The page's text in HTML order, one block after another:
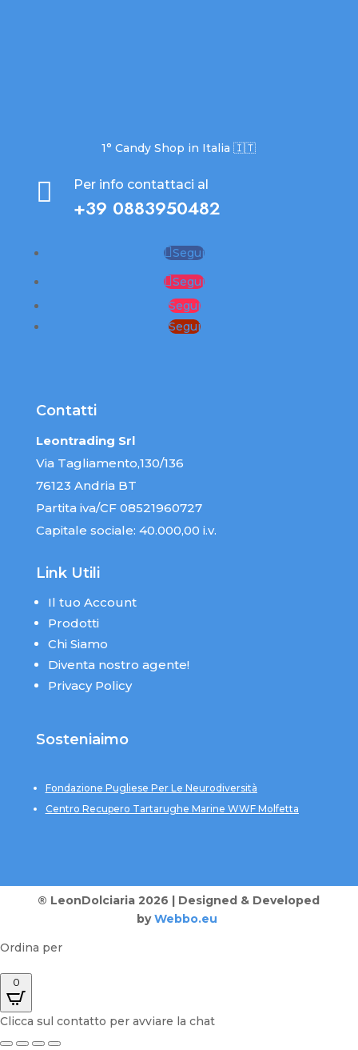
1° Candy Shop in Italia 🇮🇹
 Per info contattaci al
+39 0883950482
Segui
Segui
Segui
Segui
Contatti
Leontrading Srl
Via Tagliamento,130/136
76123 Andria BT
Partita iva/CF 08521960727
Capitale sociale: 40.000,00 i.v.
Link Utili
Il tuo Account
Prodotti
Chi Siamo
Diventa nostro agente!
Privacy Policy
Sosteniaimo
Fondazione Pugliese Per Le Neurodiversità
Centro Recupero Tartarughe Marine WWF Molfetta
® LeonDolciaria 2026 | Designed & Developed
by Webbo.eu
Ordina per
0
Clicca sul contatto per avviare la chat